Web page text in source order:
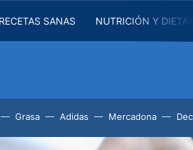
RECETAS SANAS NUTRICIÓN Y
Grasa Adidas Mercadona